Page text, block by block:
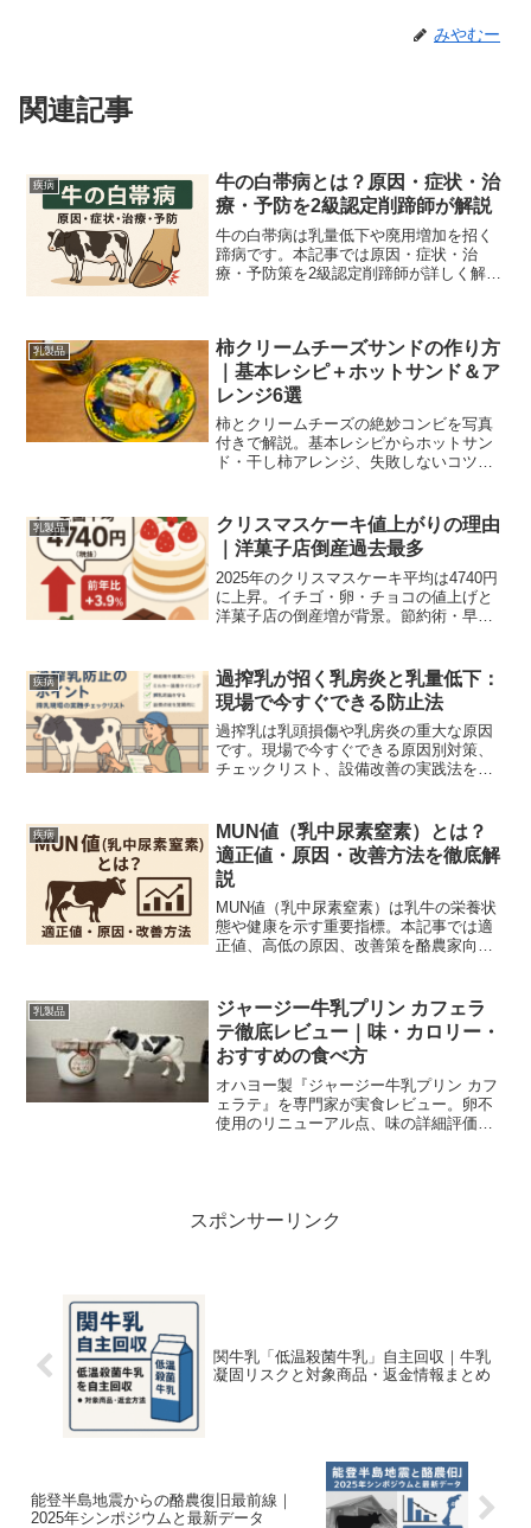
みやむー
関連記事
疾病
牛の白帯病とは？原因・症状・治
療・予防を2級認定削蹄師が解説
牛の白帯病は乳量低下や廃用増加を招く
蹄病です。本記事では原因・症状・治
療・予防策を2級認定削蹄師が詳しく解説
乳製品
柿クリームチーズサンドの作り方
｜基本レシピ＋ホットサンド＆ア
レンジ6選
柿とクリームチーズの絶妙コンビを写真
付きで解説。基本レシピからホットサン
ド・干し柿アレンジ、失敗しないコツと
乳製品
クリスマスケーキ値上がりの理由
｜洋菓子店倒産過去最多
2025年のクリスマスケーキ平均は4740円
に上昇。イチゴ・卵・チョコの値上げと
洋菓子店の倒産増が背景。節約術・早
疾病
過搾乳が招く乳房炎と乳量低下：
現場で今すぐできる防止法
過搾乳は乳頭損傷や乳房炎の重大な原因
です。現場で今すぐできる原因別対策、
チェックリスト、設備改善の実践法を詳
りやすく解説します。現場向けのチェッ
クリスト付き。すぐ実践可能。
疾病
MUN値（乳中尿素窒素）とは？
適正値・原因・改善方法を徹底解
説
MUN値（乳中尿素窒素）は乳牛の栄養状
態や健康を示す重要指標。本記事では適
正値、高低の原因、改善策を酪農家向け
乳製品
ジャージー牛乳プリン カフェラ
テ徹底レビュー｜味・カロリー・
おすすめの食べ方
オハヨー製『ジャージー牛乳プリン カフ
ェラテ』を専門家が実食レビュー。卵不
使用のリニューアル点、味の詳細評価、
スポンサーリンク
関牛乳「低温殺菌牛乳」自主回収｜牛乳
凝固リスクと対象商品・返金情報まとめ
能登半島地震からの酪農復旧最前線｜
2025年シンポジウムと最新データ